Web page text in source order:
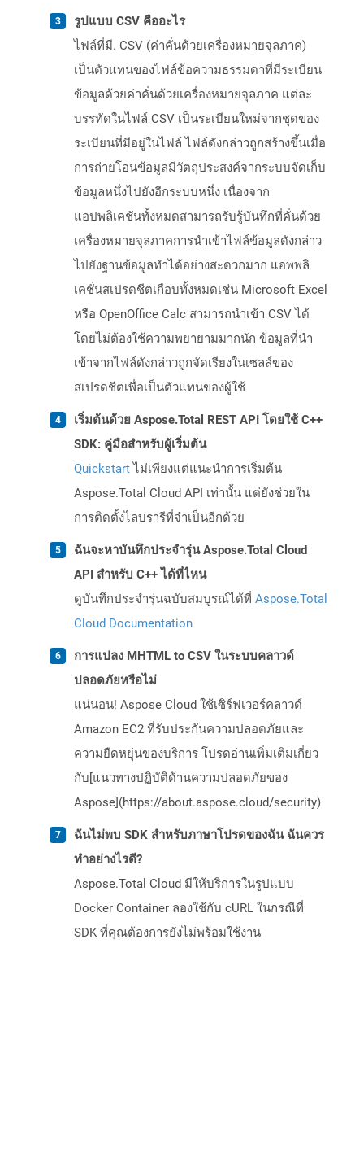
รูปแบบ CSV คืออะไร
ไฟล์ที่มี. CSV (ค่าคั่นด้วยเครื่องหมายจุลภาค)
เป็นตัวแทนของไฟล์ข้อความธรรมดาที่มีระเบียน
ข้อมูลด้วยค่าคั่นด้วยเครื่องหมายจุลภาค แต่ละ
บรรทัดในไฟล์ CSV เป็นระเบียนใหม่จากชุดของ
ระเบียนที่มีอยู่ในไฟล์ ไฟล์ดังกล่าวถูกสร้างขึ้นเมื่อ
การถ่ายโอนข้อมูลมีวัตถุประสงค์จากระบบจัดเก็บ
ข้อมูลหนึ่งไปยังอีกระบบหนึ่ง เนื่องจาก
แอปพลิเคชันทั้งหมดสามารถรับรู้บันทึกที่คั่นด้วย
เครื่องหมายจุลภาคการนำเข้าไฟล์ข้อมูลดังกล่าว
ไปยังฐานข้อมูลทำได้อย่างสะดวกมาก แอพพลิ
เคชั่นสเปรดชีตเกือบทั้งหมดเช่น Microsoft Excel
หรือ OpenOffice Calc สามารถนำเข้า CSV ได้
โดยไม่ต้องใช้ความพยายามมากนัก ข้อมูลที่นำ
เข้าจากไฟล์ดังกล่าวถูกจัดเรียงในเซลล์ของ
สเปรดชีตเพื่อเป็นตัวแทนของผู้ใช้
เริ่มต้นด้วย Aspose.Total REST API โดยใช้ C++
SDK: คู่มือสำหรับผู้เริ่มต้น
Quickstartไม่เพียงแต่แนะนำการเริ่มต้น
Aspose.Total Cloud API เท่านั้น แต่ยังช่วยใน
การติดตั้งไลบรารีที่จำเป็นอีกด้วย
ฉันจะหาบันทึกประจำรุ่น Aspose.Total Cloud
API สำหรับ C++ ได้ที่ไหน
ดูบันทึกประจำรุ่นฉบับสมบูรณ์ได้ที่ Aspose.Total
Cloud Documentation
การแปลง MHTML to CSV ในระบบคลาวด์
ปลอดภัยหรือไม่
แน่นอน! Aspose Cloud ใช้เซิร์ฟเวอร์คลาวด์
Amazon EC2 ที่รับประกันความปลอดภัยและ
ความยืดหยุ่นของบริการ โปรดอ่านเพิ่มเติมเกี่ยว
กับ[แนวทางปฏิบัติด้านความปลอดภัยของ
Aspose](https://about.aspose.cloud/security)
ฉันไม่พบ SDK สำหรับภาษาโปรดของฉัน ฉันควร
ทำอย่างไรดี?
Aspose.Total Cloud มีให้บริการในรูปแบบ
Docker Container ลองใช้กับ cURL ในกรณีที่
SDK ที่คุณต้องการยังไม่พร้อมใช้งาน